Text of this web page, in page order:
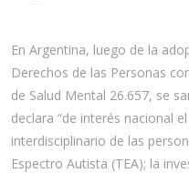
En Argentina, luego de la
Derechos de las Personas
de Salud Mental 26.657, se
declara “de interés nacional
interdisciplinario de las
Espectro Autista (TEA); la